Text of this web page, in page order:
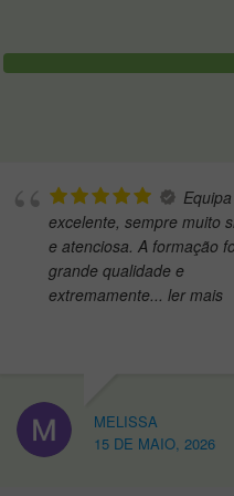
de Auxiliar de
Empower e estou
satisfeita com toda
CAMILA
28 DE JANEIRO,